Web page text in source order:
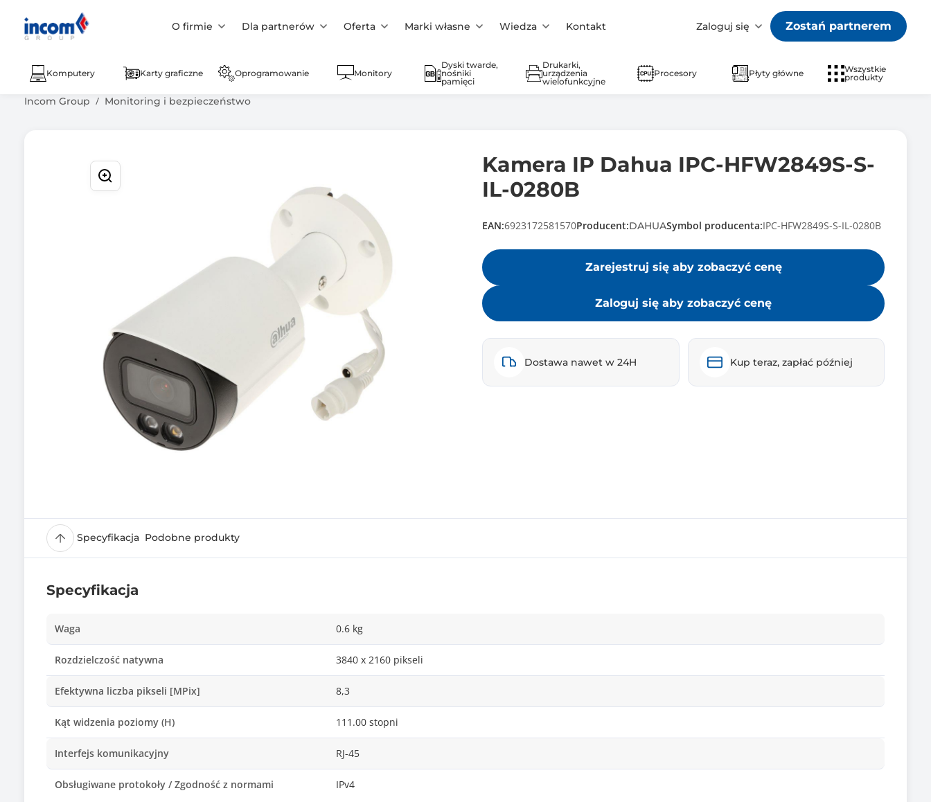
O firmie Dla partnerów Oferta Marki własne Wiedza Kontakt Zaloguj się Zostań partnerem
Komputery Karty graficzne Oprogramowanie Monitory
Dyski twarde,
nośniki
pamięci
Drukarki,
urządzenia
wielofunkcyjne
Procesory Płyty główne
Wszystkie
produkty
Incom Group Monitoring i bezpieczeństwo
Kamera IP Dahua IPC-HFW2849S-S-
IL-0280B
EAN:6923172581570Producent:DAHUASymbol producenta:IPC-HFW2849S-S-IL-0280B
Zarejestruj się aby zobaczyć cenę
Zaloguj się aby zobaczyć cenę
Dostawa nawet w 24H Kup teraz, zapłać później
Specyfikacja Podobne produkty
Specyfikacja
Waga 0.6 kg
Rozdzielczość natywna 3840 x 2160 pikseli
Efektywna liczba pikseli [MPix] 8,3
Kąt widzenia poziomy (H) 111.00 stopni
Interfejs komunikacyjny RJ-45
Obsługiwane protokoły / Zgodność z normami
IPv4